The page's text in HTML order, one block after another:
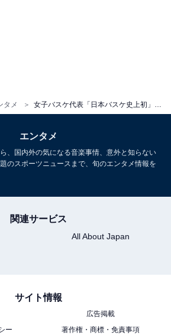
タメ
エンタメ
、国内外の気になる音楽事情、意外と知らない
のスポーツニュースまで、旬のエンタメ情報を
関連サービス
All About Japan
サイト情報
広告掲載
ー
著作権・商標・免責事項